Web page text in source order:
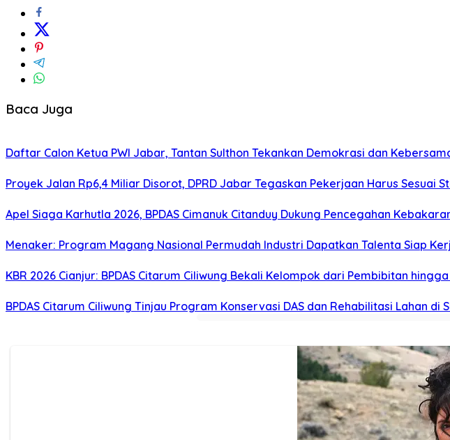
Baca Juga
Daftar Calon Ketua PWI Jabar, Tantan Sulthon Tekankan Demokrasi dan
Proyek Jalan Rp6,4 Miliar Disorot, DPRD Jabar Tegaskan Pekerjaan Harus Sesuai
Apel Siaga Karhutla 2026, BPDAS Cimanuk Citanduy Dukung Pencegahan
Menaker: Program Magang Nasional Permudah Industri Dapatkan Talenta Siap
KBR 2026 Cianjur: BPDAS Citarum Ciliwung Bekali Kelompok dari Pembibitan
BPDAS Citarum Ciliwung Tinjau Program Konservasi DAS dan Rehabilitasi Lahan di